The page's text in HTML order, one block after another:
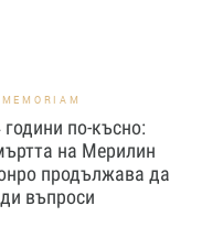
години по-късно:
на Мерилин
продължава да
въпроси